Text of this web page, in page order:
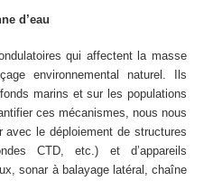
d’eau
qui affectent la masse
environnemental naturel. Ils
marins et sur les populations
ces mécanismes, nous nous
le déploiement de structures
CTD, etc.) et d’appareils
sonar à balayage latéral, chaîne